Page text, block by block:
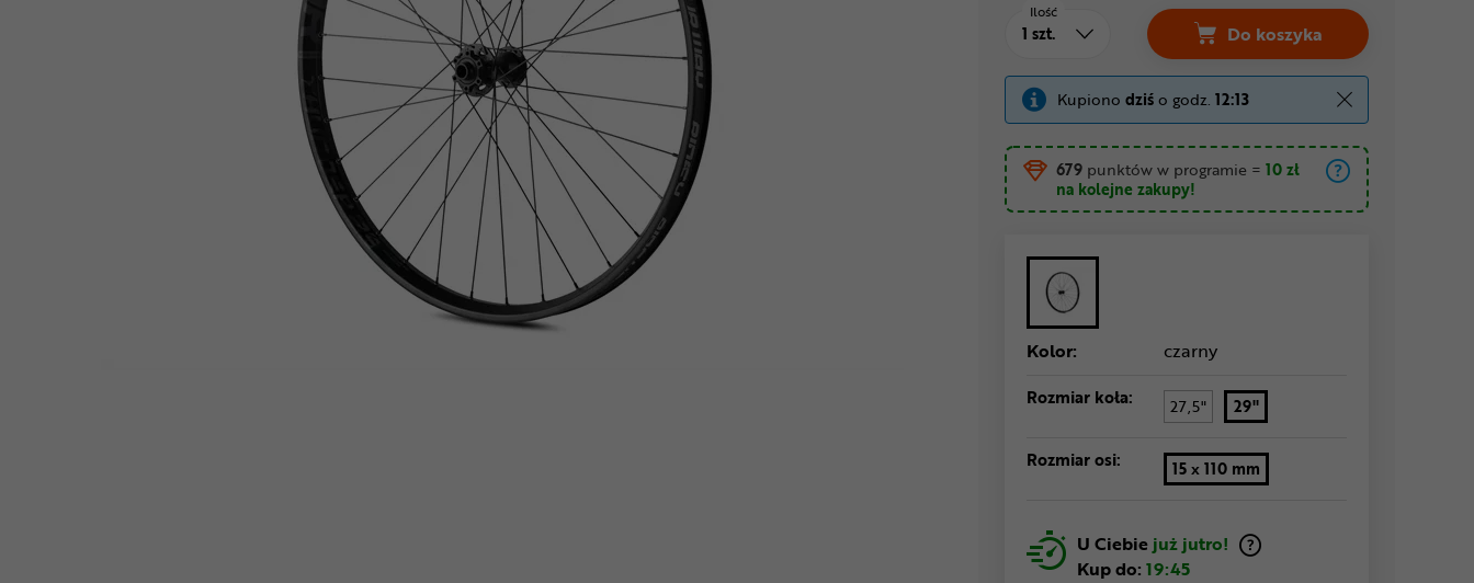
Ilość
Do koszyka
Kupiono dziśo godz. 12:13
679 punktów w programie = 10 zł
na kolejne zakupy!
Kolor: czarny
Rozmiar koła: 27,5" 29"
Rozmiar osi: 15 x 110 mm
U Ciebie już jutro!
Kup do: 19:45